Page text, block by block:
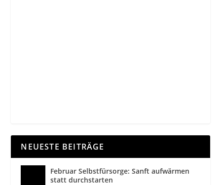
NEUESTE BEITRÄGE
Februar Selbstfürsorge: Sanft aufwärmen
statt durchstarten